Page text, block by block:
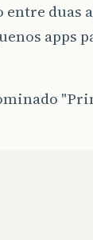
duas
apps